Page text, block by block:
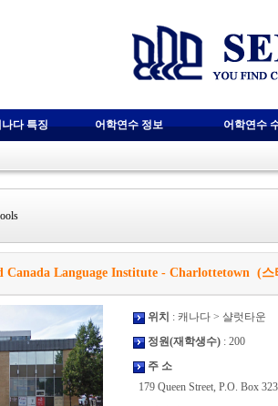
다 특징 어학연수 정보 어학연수
Canada Language Institute - Charlottetown (
위치 : 캐나다 > 샬럿타운
정원(재학생수) : 200
주 소
179 Queen Street, P.O. Box